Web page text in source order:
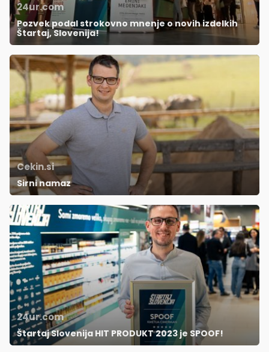
24ur.com
Pozvek podal strokovno mnenje o novih izdelkih
Štartaj, Slovenija!
Cekin.si
Sirni namaz
24ur.com
Štartaj Slovenija HIT PRODUKT 2023 je SPOOF!